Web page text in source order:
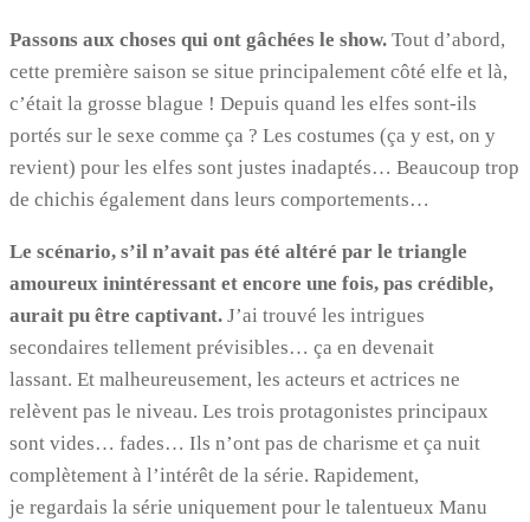
Passons aux choses qui ont gâchées le show. Tout d’abord,
cette première saison se situe principalement côté elfe et là,
c’était la grosse blague ! Depuis quand les elfes sont-ils
portés sur le sexe comme ça ? Les costumes (ça y est, on y
revient) pour les elfes sont justes inadaptés… Beaucoup trop
de chichis également dans leurs comportements…
Le scénario, s’il n’avait pas été altéré par le triangle
amoureux inintéressant et encore une fois, pas crédible,
aurait pu être captivant. J’ai trouvé les intrigues
secondaires tellement prévisibles… ça en devenait
lassant. Et malheureusement, les acteurs et actrices ne
relèvent pas le niveau. Les trois protagonistes principaux
sont vides… fades… Ils n’ont pas de charisme et ça nuit
complètement à l’intérêt de la série. Rapidement,
je regardais la série uniquement pour le talentueux Manu